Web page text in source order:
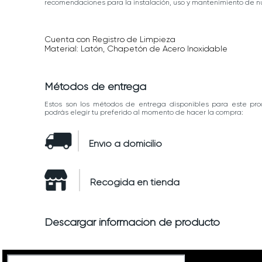
recomendaciones para la instalación, uso y mantenimiento de
Cuenta con Registro de Limpieza
Material: Latón, Chapetón de Acero Inoxidable
Métodos de entrega
Estos son los métodos de entrega disponibles para este
podrás elegir tu preferido al momento de hacer la compra:
Envío a domicilio
Recogida en tienda
Descargar información de producto